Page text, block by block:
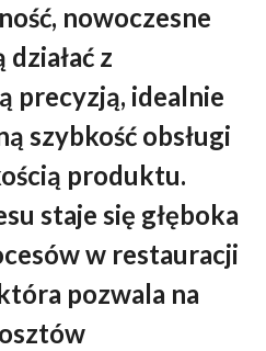
nowoczesne
z
precyzją, idealnie
szybkość obsługi
produktu.
staje się głęboka
w restauracji
pozwala na